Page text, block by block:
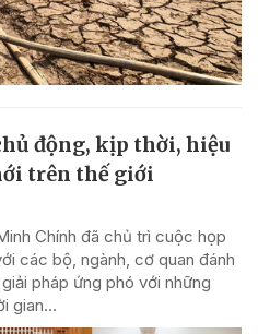
động, kịp thời, hiệu
trên thế giới
Chính đã chủ trì cuộc họp
các bộ, ngành, cơ quan đánh
pháp ứng phó với những
gian...